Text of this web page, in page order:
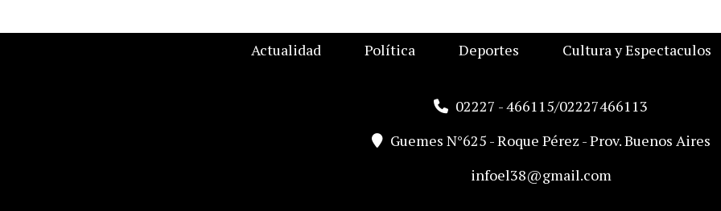
Actualidad Política Deportes Cultura y Espectaculos
02227 - 466115/02227466113
Guemes N°625 - Roque Pérez - Prov. Buenos Aires
infoel38@gmail.com